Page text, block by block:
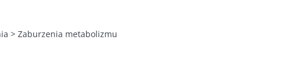
Zaburzenia metabolizmu